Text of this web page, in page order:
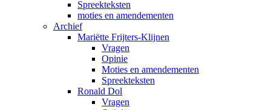
Spreekteksten
moties en amendementen
Archief
Mariëtte Frijters-Klijnen
Vragen
Opinie
Moties en amendementen
Spreekteksten
Ronald Dol
Vragen